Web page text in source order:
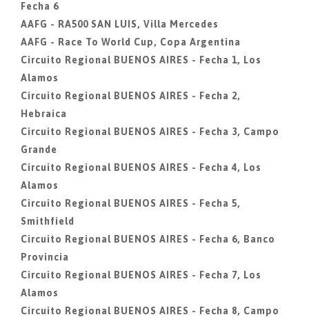
Fecha 6
AAFG - RA500 SAN LUIS, Villa Mercedes
AAFG - Race To World Cup, Copa Argentina
Circuito Regional BUENOS AIRES - Fecha 1, Los
Alamos
Circuito Regional BUENOS AIRES - Fecha 2,
Hebraica
Circuito Regional BUENOS AIRES - Fecha 3, Campo
Grande
Circuito Regional BUENOS AIRES - Fecha 4, Los
Alamos
Circuito Regional BUENOS AIRES - Fecha 5,
Smithfield
Circuito Regional BUENOS AIRES - Fecha 6, Banco
Provincia
Circuito Regional BUENOS AIRES - Fecha 7, Los
Alamos
Circuito Regional BUENOS AIRES - Fecha 8, Campo